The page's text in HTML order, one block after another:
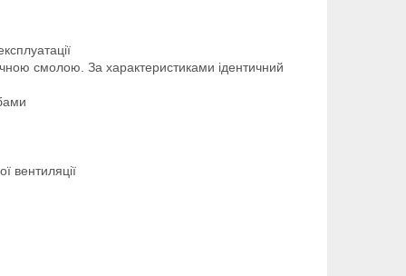
смолою. За характеристиками ідентичний
вентиляції